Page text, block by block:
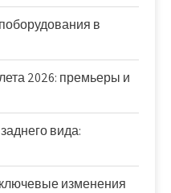
в
2026: премьеры и
вида:
изменения